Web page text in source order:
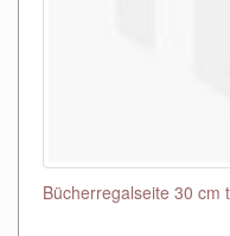
Bücherregalseite 30 cm